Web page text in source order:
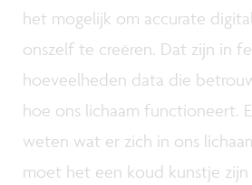
het mogelijk om accurate
onszelf te creëren. Dat zijn in
hoeveelheden data die
hoe ons lichaam functioneert.
weten wat er zich in ons
moet het een koud kunstje